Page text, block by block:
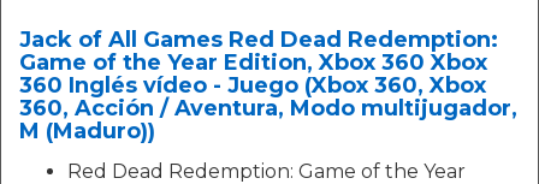
Jack of All Games Red Dead Redemption:
Game of the Year Edition, Xbox 360 Xbox
360 Inglés vídeo - Juego (Xbox 360, Xbox
360, Acción / Aventura, Modo multijugador,
M (Maduro))
Red Dead Redemption: Game of the Year